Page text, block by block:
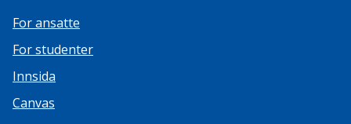
For ansatte
For studenter
Innsida
Canvas